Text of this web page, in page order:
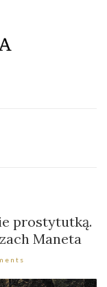
prostytutką.
Maneta